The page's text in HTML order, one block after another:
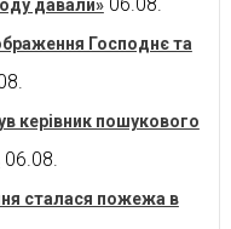
давали»
Господнє та
керівник пошукового
06.08.
сталася пожежа в